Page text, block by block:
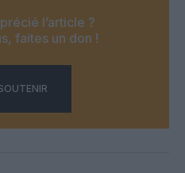
l’article ?
faites un don !